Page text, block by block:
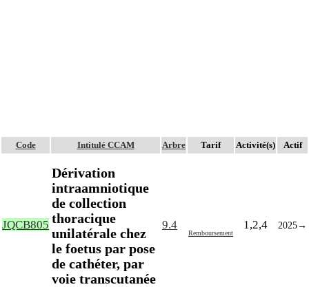
Code Intitulé CCAM Arbre Tarif Activité(s) Actif
JQCB805
Dérivation
intraamniotique
de collection
thoracique
unilatérale chez
le foetus par pose
de cathéter, par
voie transcutanée
9.4
Remboursement
1,2,4 2025→